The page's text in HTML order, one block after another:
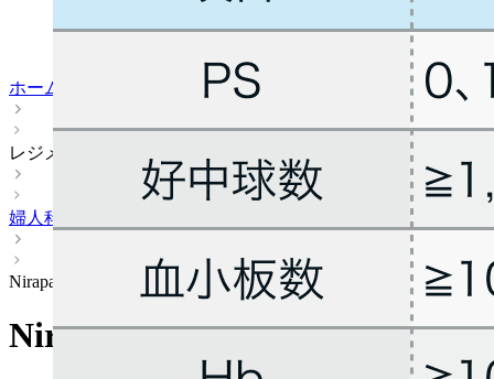
ホーム
レジメン
婦人科
Niraparib
Niraparib